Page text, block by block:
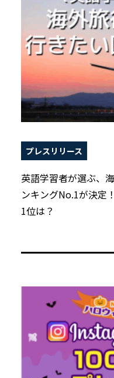
プレスリリース
英語学習者が選ぶ、
ンキングNo.1が決定
1位は？